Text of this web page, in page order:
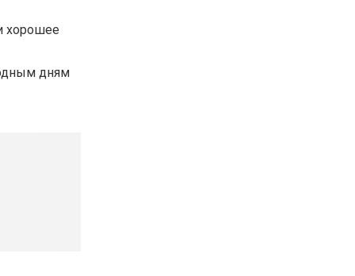
хорошее
дням